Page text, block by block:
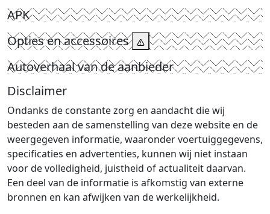
APK
Opties en accessoires
Autoverhaal van de aanbieder
Disclaimer
Ondanks de constante zorg en aandacht die wij
besteden aan de samenstelling van deze website en de
weergegeven informatie, waaronder voertuiggegevens,
specificaties en advertenties, kunnen wij niet instaan
voor de volledigheid, juistheid of actualiteit daarvan.
Een deel van de informatie is afkomstig van externe
bronnen en kan afwijken van de werkelijkheid.